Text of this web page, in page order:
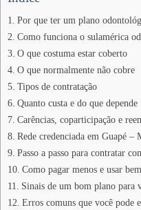
Por que ter um plano
Como funciona o sulamérica
O que costuma estar coberto
O que normalmente não cobre
Tipos de contratação
Quanto custa e do que depende
Carências, coparticipação e
Rede credenciada em Guapé –
Passo a passo para contratar
Como pagar menos e usar bem
Sinais de um bom plano para
Erros comuns que você pode